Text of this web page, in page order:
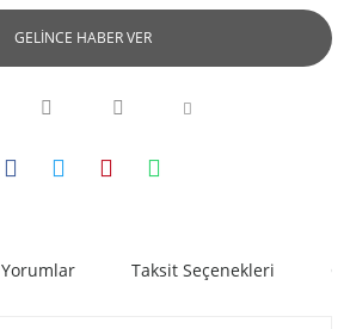
GELİNCE HABER VER
Yorumlar Taksit Seçenekleri